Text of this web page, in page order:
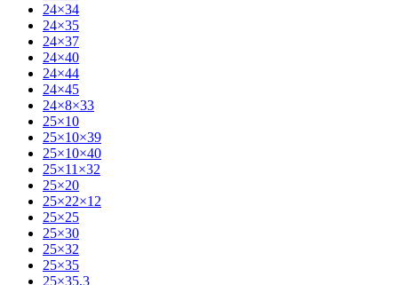
24×34
24×35
24×37
24×40
24×44
24×45
24×8×33
25×10
25×10×39
25×10×40
25×11×32
25×20
25×22×12
25×25
25×30
25×32
25×35
25×35,3